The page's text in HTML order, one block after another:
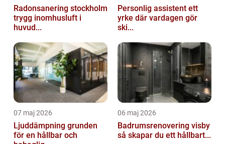
Radonsanering stockholm
trygg inomhusluft i
huvud...
Personlig assistent ett
yrke där vardagen gör
ski...
07 maj 2026
Ljuddämpning grunden
för en hållbar och
06 maj 2026
Badrumsrenovering visby
så skapar du ett hållbart...